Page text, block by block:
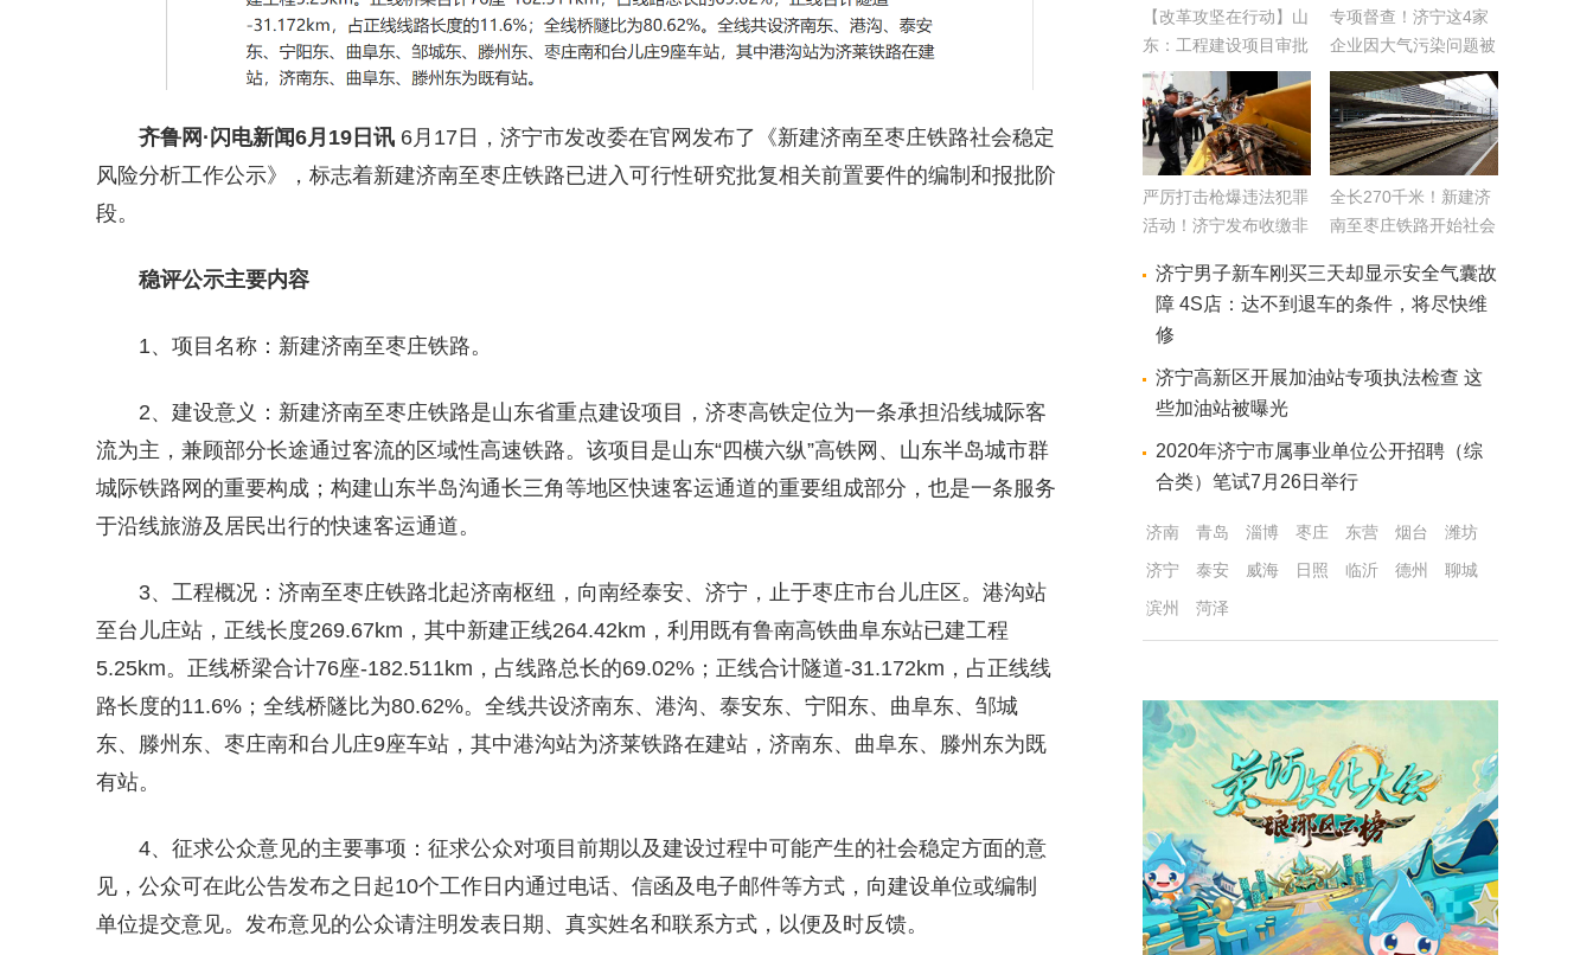
齐鲁网 ·闪电新闻6月19日讯6月17日，济宁市发改委在官网发布了《新建济南至枣庄铁路社会稳定
风险分析工作公示》，标志着新建济南至枣庄铁路已进入可行性研究批复相关前置要件的编制和报批阶
段。
稳评公示主要内容
1、项目名称：新建济南至枣庄铁路。
2、建设意义：新建济南至枣庄铁路是山东省重点建设项目，济枣高铁定位为一条承担沿线城际客
流为主，兼顾部分长途通过客流的区域性高速铁路。该项目是山东“四横六纵”高铁网、山东半岛城市群
城际铁路网的重要构成；构建山东半岛沟通长三角等地区快速客运通道的重要组成部分，也是一条服务
于沿线旅游及居民出行的快速客运通道。
3、工程概况：济南至枣庄铁路北起济南枢纽，向南经泰安、济宁，止于枣庄市台儿庄区。港沟站
至台儿庄站，正线长度269.67km，其中新建正线264.42km，利用既有鲁南高铁曲阜东站已建工程
5.25km。正线桥梁合计76座-182.511km，占线路总长的69.02%；正线合计隧道-31.172km，占正线线
路长度的11.6%；全线桥隧比为80.62%。全线共设济南东、港沟、泰安东、宁阳东、曲阜东、邹城
东、滕州东、枣庄南和台儿庄9座车站，其中港沟站为济莱铁路在建站，济南东、曲阜东、滕州东为既
有站。
4、征求公众意见的主要事项：征求公众对项目前期以及建设过程中可能产生的社会稳定方面的意
见，公众可在此公告发布之日起10个工作日内通过电话、信函及电子邮件等方式，向建设单位或编制
单位提交意见。发布意见的公众请注明发表日期、真实姓名和联系方式，以便及时反馈。
【改革攻坚在行动】山
东：工程建设项目审批
全流程全覆盖改革提速
专项督查！济宁这4家
企业因大气污染问题被
曝光
严厉打击枪爆违法犯罪
活动！济宁发布收缴非
告
全长270千米！新建济
南至枣庄铁路开始社会
济宁男子新车刚买三天却显示安全气囊故
障 4S店：达不到退车的条件，将尽快维
修
济宁高新区开展加油站专项执法检查 这
些加油站被曝光
2020年济宁市属事业单位公开招聘（综
合类）笔试7月26日举行
济南 青岛 淄博 枣庄 东营 烟台
潍坊
济宁
泰安 威海 日照 临沂 德州
聊城
滨州
菏泽